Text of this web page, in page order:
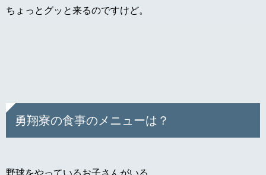
ちょっとグッと来るのですけど。
勇翔寮の食事のメニューは？
野球をやっているお子さんがいる